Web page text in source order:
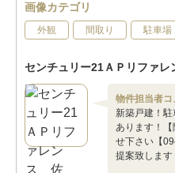
画像カテゴリ
外観 間取り 駐車場
センチュリー21ＡＰリファレ
物件担当者コ
新築戸建！
あります！
せ下さい【
提案致します